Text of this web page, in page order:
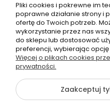
Pliki cookies i pokrewne im
poprawne działanie strony i
ofertę do Twoich potrzeb.
wykorzystanie przez nas
do sklepu lub dostosować
preferencji, wybierając opcję
Więcej o plikach cookies
prywatności.
Zaakceptuj